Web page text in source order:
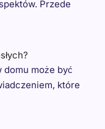
Przede
domu może być
które